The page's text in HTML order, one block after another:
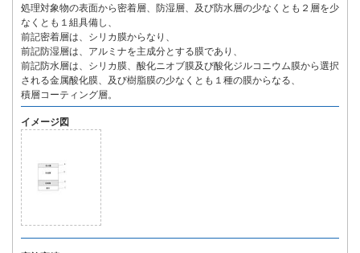
処理対象物の表面から密着層、防湿層、及び防水層の少なくとも２層を少
なくとも１組具備し、
前記密着層は、シリカ膜からなり、
前記防湿層は、アルミナを主成分とする膜であり、
前記防水層は、シリカ膜、酸化ニオブ膜及び酸化ジルコニウム膜から選択
される金属酸化膜、及び樹脂膜の少なくとも１種の膜からなる、
積層コーティング層。
イメージ図